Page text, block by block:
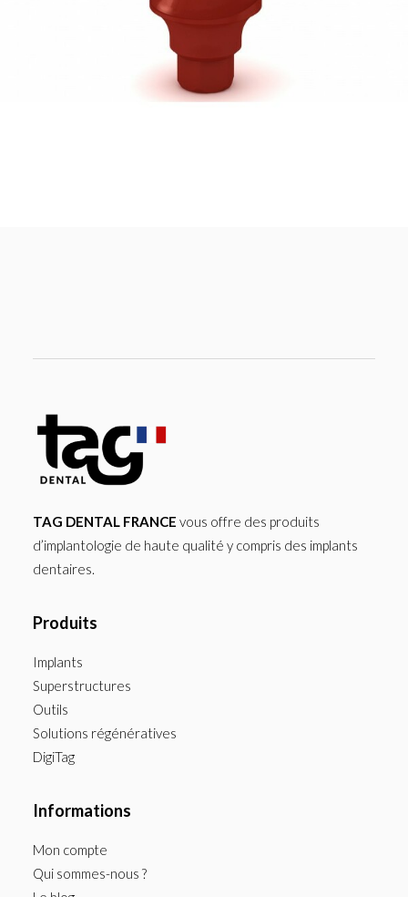
TAG DENTAL FRANCE vous offre des produits
d’implantologie de haute qualité y compris des implants
dentaires.
Produits
Implants
Superstructures
Outils
Solutions régénératives
DigiTag
Informations
Mon compte
Qui sommes-nous ?